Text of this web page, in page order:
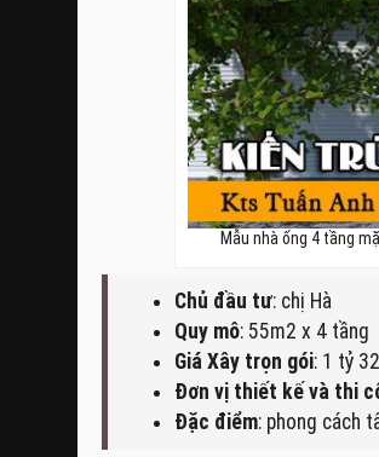
Mẫu nhà ống 4 tầng
Chủ đầu tư: chị Hà
Quy mô: 55m2 x 4 tầng
Giá Xây trọn gói: 1 tỷ
Đơn vị thiết kế và thi
Đặc điểm: phong cách